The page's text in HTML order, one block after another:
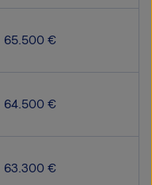
65.500 €
64.500 €
63.300 €